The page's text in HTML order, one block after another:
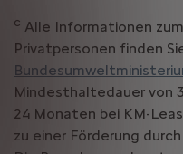
c Alle Informationen
Privatpersonen finden
Mindesthaltedauer von
24 Monaten bei KM-
zu einer Förderung